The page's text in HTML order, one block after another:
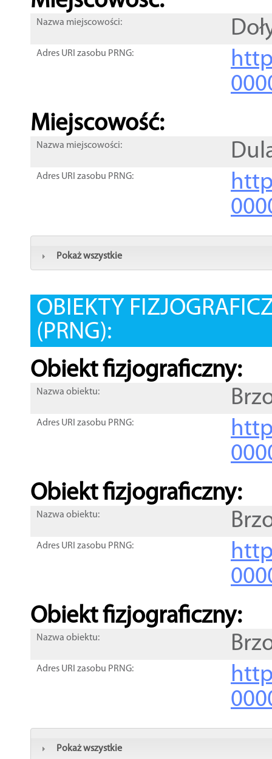
Nazwa miejscowości:
Adres URI zasobu PRNG:
Miejscowość:
Nazwa miejscowości:
Adres URI zasobu PRNG:
Pokaż wszystkie
OBIEKTY
(PRNG):
Obiekt fizjograficzny:
Nazwa obiektu:
Adres URI zasobu PRNG:
Obiekt fizjograficzny:
Nazwa obiektu:
Adres URI zasobu PRNG:
Obiekt fizjograficzny:
Nazwa obiektu:
Adres URI zasobu PRNG:
Pokaż wszystkie